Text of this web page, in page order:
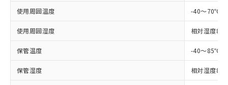
使用周囲温度 -40～70℃(
使用周囲湿度 相対湿度
保管温度 -40～85℃(
保管湿度 相対湿度
※1 対応状況